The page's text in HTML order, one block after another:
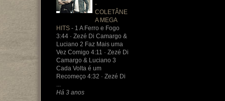
-
COLETÂNE
A MEGA
HITS - 1 A Ferro e Fogo
3:44 · Zezé Di Camargo &
Luciano 2 Faz Mais uma
Vez Comigo 4:11 · Zezé Di
Camargo & Luciano 3
Cada Volta é um
Recomeço 4:32 · Zezé Di
...
Há 3 anos